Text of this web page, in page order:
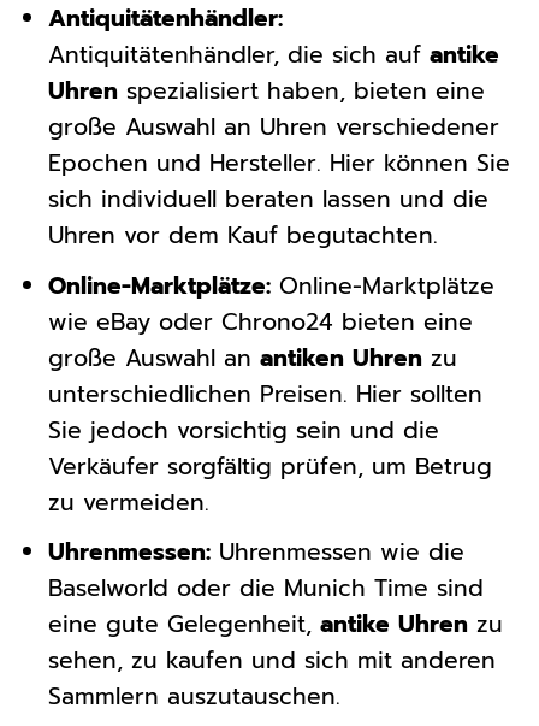
Antiquitätenhändler:
Antiquitätenhändler, die sich auf antike
Uhrenspezialisiert haben, bieten eine
große Auswahl an Uhren verschiedener
Epochen und Hersteller. Hier können Sie
sich individuell beraten lassen und die
Uhren vor dem Kauf begutachten.
Online-Marktplätze:Online-Marktplätze
wie eBay oder Chrono24 bieten eine
große Auswahl an antiken Uhrenzu
unterschiedlichen Preisen. Hier sollten
Sie jedoch vorsichtig sein und die
Verkäufer sorgfältig prüfen, um Betrug
zu vermeiden.
Uhrenmessen:Uhrenmessen wie die
Baselworld oder die Munich Time sind
eine gute Gelegenheit, antike Uhrenzu
sehen, zu kaufen und sich mit anderen
Sammlern auszutauschen.